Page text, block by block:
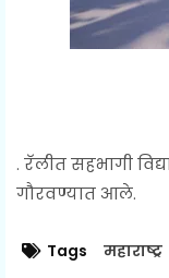
. रॅलीत सहभागी
गौरवण्यात आले.
Tags महाराष्ट्र